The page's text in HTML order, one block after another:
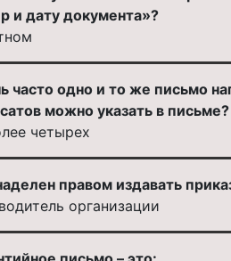
и дату документа»?
часто одно и то же письмо
можно указать в письме?
четырех
правом издавать
организации